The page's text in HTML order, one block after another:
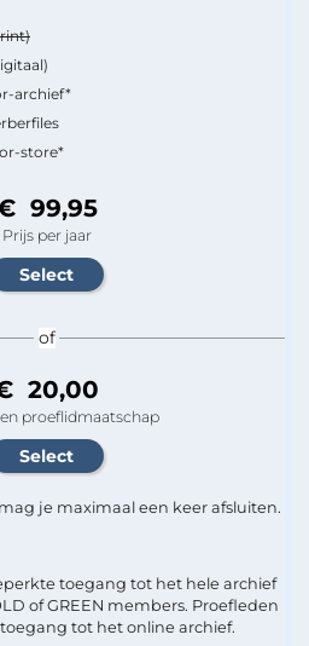
archief*
store*
99,95
Prijs per jaar
of
20,00
proeflidmaatschap
je maximaal een keer afsluiten.
toegang tot het hele archief
of GREEN members. Proefleden
tot het online archief.